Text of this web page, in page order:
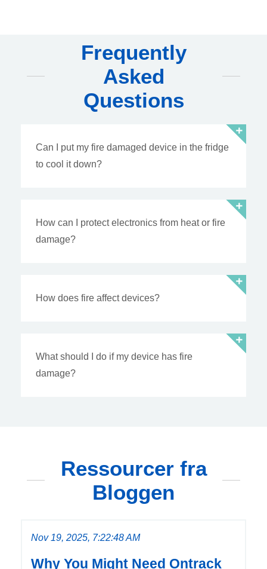
Frequently
Asked
Questions
Can I put my fire damaged device in the fridge
to cool it down?
How can I protect electronics from heat or fire
damage?
How does fire affect devices?
What should I do if my device has fire
damage?
Ressourcer fra
Bloggen
Nov 19, 2025, 7:22:48 AM
Why You Might Need Ontrack